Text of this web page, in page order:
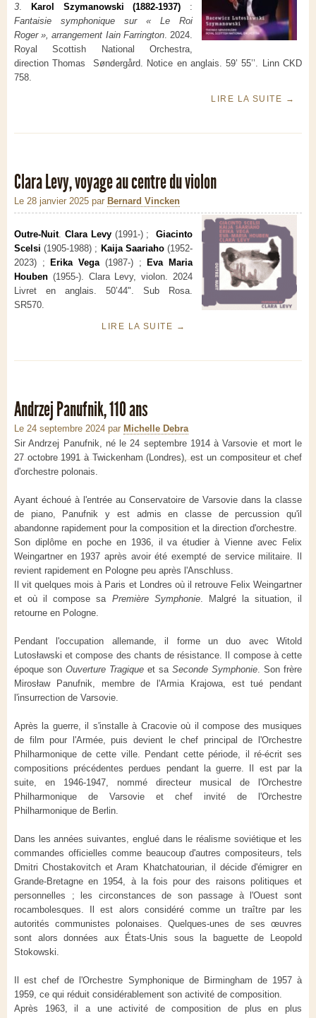
3. Karol Szymanowski (1882-1937) :
Fantaisie symphonique sur « Le Roi
Roger », arrangement Iain Farrington. 2024.
Royal Scottish National Orchestra,
direction Thomas Søndergård. Notice en anglais. 59’ 55’’. Linn CKD
758.
LIRE LA SUITE →
Clara Levy, voyage au centre du violon
Le 28 janvier 2025 par Bernard Vincken
Outre​-​Nuit. Clara Levy(1991-) ;
Giacinto
Scelsi (1905-1988) ; Kaija Saariaho(1952-
2023) ;
Erika Vega(1987-) ;
Eva Maria
Houben (1955-). Clara Levy, violon. 2024
Livret en anglais. 50’44". Sub Rosa.
SR570.
LIRE LA SUITE →
Andrzej Panufnik, 110 ans
Le 24 septembre 2024 par Michelle Debra
Sir Andrzej Panufnik, né le 24 septembre 1914 à Varsovie et mort le
27 octobre 1991 à Twickenham (Londres), est un compositeur et chef
d'orchestre polonais.
Ayant échoué à l'entrée au Conservatoire de Varsovie dans la classe
de piano, Panufnik y est admis en classe de percussion qu'il
abandonne rapidement pour la composition et la direction d'orchestre.
Son diplôme en poche en 1936, il va étudier à Vienne avec Felix
Weingartner en 1937 après avoir été exempté de service militaire. Il
revient rapidement en Pologne peu après l'Anschluss.
Il vit quelques mois à Paris et Londres où il retrouve Felix Weingartner
et où il compose sa Première Symphonie. Malgré la situation, il
retourne en Pologne.
Pendant l'occupation allemande, il forme un duo avec Witold
Lutosławski et compose des chants de résistance. Il compose à cette
époque son Ouverture Tragique et sa Seconde Symphonie. Son frère
Mirosław Panufnik, membre de l'Armia Krajowa, est tué pendant
l'insurrection de Varsovie.
Après la guerre, il s'installe à Cracovie où il compose des musiques
de film pour l'Armée, puis devient le chef principal de l'Orchestre
Philharmonique de cette ville. Pendant cette période, il ré-écrit ses
compositions précédentes perdues pendant la guerre. Il est par la
suite, en 1946-1947, nommé directeur musical de l'Orchestre
Philharmonique de Varsovie et chef invité de l'Orchestre
Philharmonique de Berlin.
Dans les années suivantes, englué dans le réalisme soviétique et les
commandes officielles comme beaucoup d'autres compositeurs, tels
Dmitri Chostakovitch et Aram Khatchatourian, il décide d'émigrer en
Grande-Bretagne en 1954, à la fois pour des raisons politiques et
personnelles ; les circonstances de son passage à l'Ouest sont
rocambolesques. Il est alors considéré comme un traître par les
autorités communistes polonaises. Quelques-unes de ses œuvres
sont alors données aux États-Unis sous la baguette de Leopold
Stokowski.
Il est chef de l'Orchestre Symphonique de Birmingham de 1957 à
1959, ce qui réduit considérablement son activité de composition.
Après 1963, il a une activité de composition de plus en plus